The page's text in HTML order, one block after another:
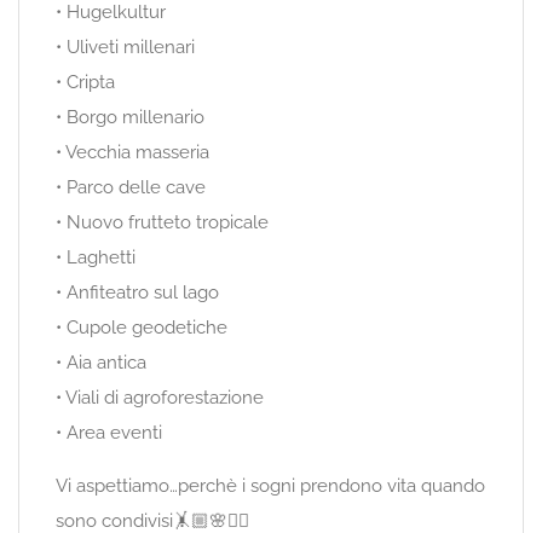
• Hugelkultur
• Uliveti millenari
• Cripta
• Borgo millenario
• Vecchia masseria
• Parco delle cave
• Nuovo frutteto tropicale
• Laghetti
• Anfiteatro sul lago
• Cupole geodetiche
• Aia antica
• Viali di agroforestazione
• Area eventi
Vi aspettiamo…perchè i sogni prendono vita quando
sono condivisi🤸🏼🌸🤸‍♂️